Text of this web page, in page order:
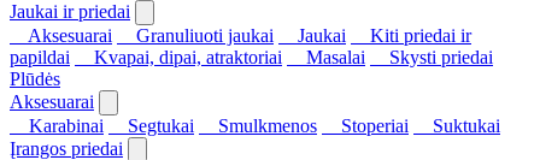
Jaukai ir priedai
Aksesuarai
Granuliuoti jaukai Jaukai
Kiti priedai ir
papildai
Kvapai, dipai, atraktoriai Masalai
Skysti priedai
Plūdės
Aksesuarai
Karabinai
Segtukai Smulkmenos Stoperiai
Suktukai
Įrangos priedai